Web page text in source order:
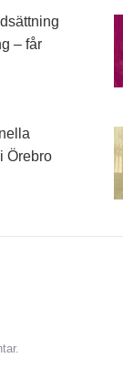
– får
Örebro